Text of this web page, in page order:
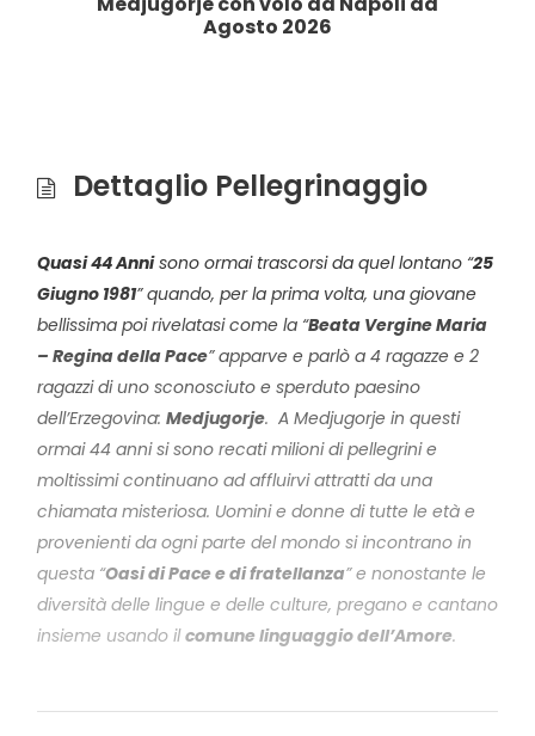
Agosto 2026
Dettaglio Pellegrinaggio
Quasi 44 Annisono ormai trascorsi da quel lontano “25
Giugno 1981” quando, per la prima volta, una giovane
bellissima poi rivelatasi come la “Beata Vergine Maria
– Regina della Pace” apparve e parlò a 4 ragazze e 2
ragazzi di uno sconosciuto e sperduto paesino
dell’Erzegovina: Medjugorje. A Medjugorje in questi
ormai 44 anni si sono recati milioni di pellegrini e
moltissimi continuano ad affluirvi attratti da una
chiamata misteriosa. Uomini e donne di tutte le età e
provenienti da ogni parte del mondo si incontrano in
questa “Oasi di Pace e di fratellanza” e nonostante le
diversità delle lingue e delle culture, pregano e cantano
insieme usando ilcomune linguaggio dell’Amore.